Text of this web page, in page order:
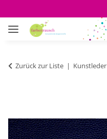
Zurück zur Liste Kunstleder